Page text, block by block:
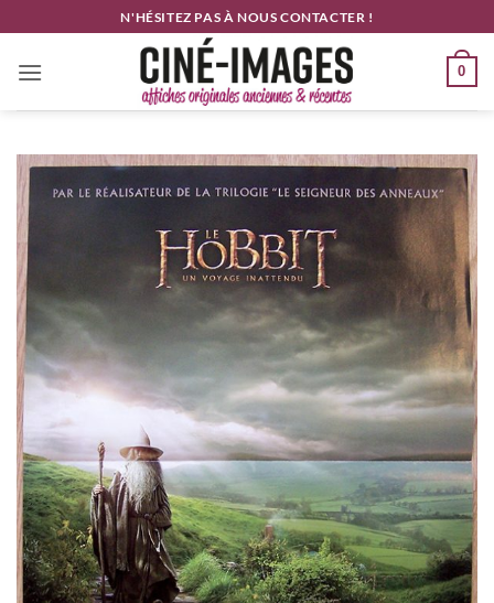
au
contenu
N'HÉSITEZ PAS À NOUS CONTACTER !
0